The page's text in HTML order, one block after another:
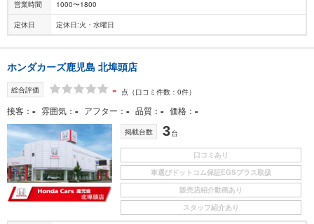
営業時間 1000〜1800
定休日 定休日:火・水曜日
ホンダカーズ鹿児島 北埠頭店
総合評価 - 点 （口コミ件数：0件）
接客 - 雰囲気 - アフター - 品質 - 価格 -
掲載台数 3台
口コミあり
車選びドットコム保証EGSプラス取扱
販売店紹介動画あり
スタッフ紹介あり